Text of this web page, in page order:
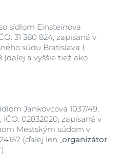
sídlom Einsteinova
31 380 824, zapísaná v
súdu Bratislava I,
(ďalej a vyššie tiež ako
Jankovcova 1037/49,
IČO: 02832020, zapísaná v
Mestským súdom v
(ďalej len „organizátor“
“).